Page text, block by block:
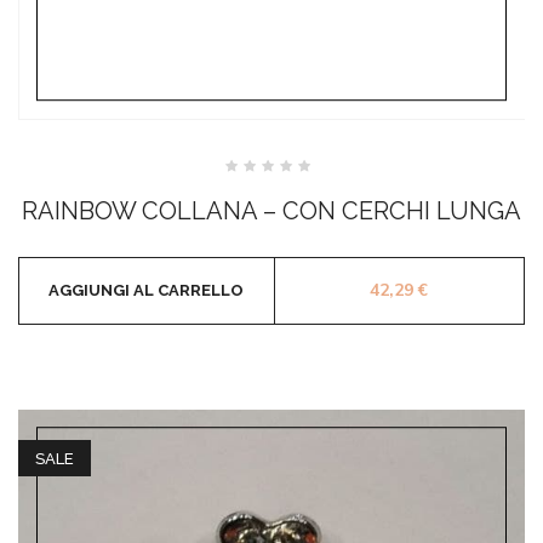
su
5
RAINBOW COLLANA – CON CERCHI LUNGA
42,29€
AGGIUNGI AL CARRELLO
SALE